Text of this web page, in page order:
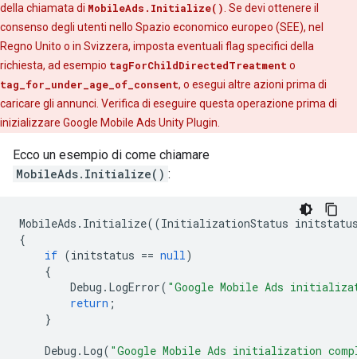
della chiamata di MobileAds.Initialize() . Se devi ottenere il
consenso degli utenti nello Spazio economico europeo (SEE), nel
Regno Unito o in Svizzera, imposta eventuali flag specifici della
richiesta, ad esempio tagForChildDirectedTreatment o
tag_for_under_age_of_consent, o esegui altre azioni prima di
caricare gli annunci. Verifica di eseguire questa operazione prima di
inizializzare Google Mobile Ads Unity Plugin
Ecco un esempio di come chiamare
MobileAds.Initialize() :
MobileAds . Initialize((InitializationStatus
{
if (initstatus == null )
{
Debug . LogError( "Google Mobile Ads
return ;
}
Debug . Log( "Google Mobile Ads initialization